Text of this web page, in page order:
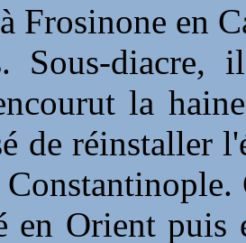
Frosinone en
Sous-
la
de réinstaller
en Orient puis